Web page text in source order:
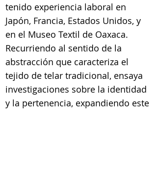
tenido experiencia laboral en
Japón, Francia, Estados Unidos, y
en el Museo Textil de Oaxaca.
Recurriendo al sentido de la
abstracción que caracteriza el
tejido de telar tradicional, ensaya
investigaciones sobre la identidad
y la pertenencia, expandiendo este